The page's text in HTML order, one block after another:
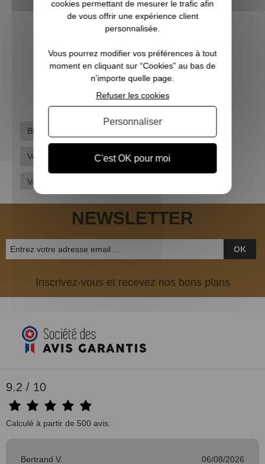
89,00 €
Black-friday
Vestes et Parkas Vêtements de chasse
Vêtements hommes
NEWSLETTER
OK
Inscrivez-vous et recevez nos bons plans
9.2 / 10
Calculé à partir de 500 avis.
Bertrand V. 06/08/2026
cookies permettant de mesurer le trafic afin
de vous offrir une expérience client
personnalisée.
Vous pourrez modifier vos préférences à tout
moment en cliquant sur “Cookies” au bas de
n'importe quelle page.
C'est OK pour moi
Refuser les cookies
Personnaliser